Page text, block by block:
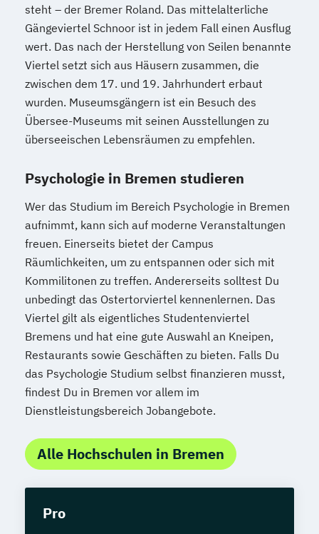
steht – der Bremer Roland. Das mittelalterliche
Gängeviertel Schnoor ist in jedem Fall einen Ausflug
wert. Das nach der Herstellung von Seilen benannte
Viertel setzt sich aus Häusern zusammen, die
zwischen dem 17. und 19. Jahrhundert erbaut
wurden. Museumsgängern ist ein Besuch des
Übersee-Museums mit seinen Ausstellungen zu
überseeischen Lebensräumen zu empfehlen.
Psychologie in Bremen studieren
Wer das Studium im Bereich Psychologie in Bremen
aufnimmt, kann sich auf moderne Veranstaltungen
freuen. Einerseits bietet der Campus
Räumlichkeiten, um zu entspannen oder sich mit
Kommilitonen zu treffen. Andererseits solltest Du
unbedingt das Ostertorviertel kennenlernen. Das
Viertel gilt als eigentliches Studentenviertel
Bremens und hat eine gute Auswahl an Kneipen,
Restaurants sowie Geschäften zu bieten. Falls Du
das Psychologie Studium selbst finanzieren musst,
findest Du in Bremen vor allem im
Dienstleistungsbereich Jobangebote.
Alle Hochschulen in Bremen
Pro